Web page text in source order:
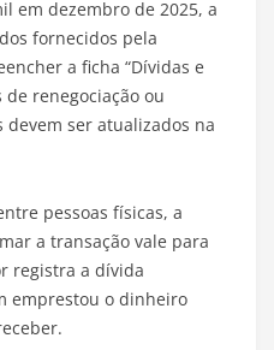
em dezembro de 2025, a
fornecidos pela
a ficha “Dívidas e
de renegociação ou
ser atualizados na
pessoas físicas, a
a transação vale para
registra a dívida
emprestou o dinheiro